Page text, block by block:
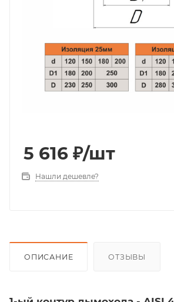
5 616 ₽/шт
Нашли дешевле?
ОПИСАНИЕ ОТЗЫВЫ